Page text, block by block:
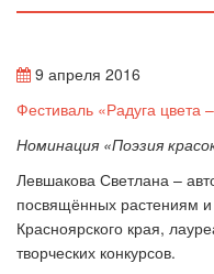
9 апреля 2016
Фестиваль «Радуга цвета
Номинация «Поэзия
Левшакова Светлана –
посвящённых растениям
Красноярского края,
творческих конкурсов.